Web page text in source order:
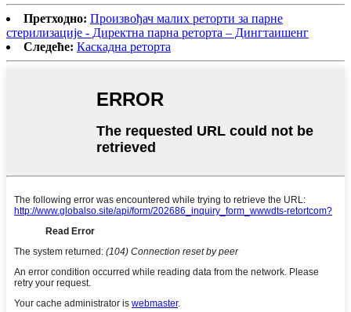
Претходно: Произвођач малих реторти за парне
стерилизације - Директна парна реторта – Дингтаишенг
Следеће: Каскадна реторта